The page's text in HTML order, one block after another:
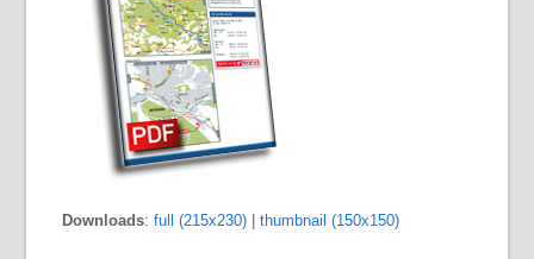
Downloads:full (215x230) |thumbnail (150x150)